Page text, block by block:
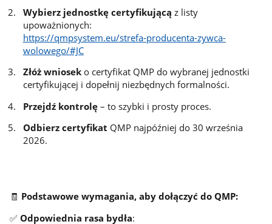
Wybierz jednostkę certyfikującą z listy
upoważnionych:
https://qmpsystem.eu/strefa-producenta-zywca-
wolowego/#JC
Złóż wnioseko certyfikat QMP do wybranej jednostki
certyfikującej i dopełnij niezbędnych formalności.
Przejdź kontrolę– to szybki i prosty proces.
Odbierz certyfikat QMP najpóźniej do 30 września
2026.
🧾 Podstawowe wymagania, aby dołączyć do QMP:
✅ Odpowiednia rasa bydła: